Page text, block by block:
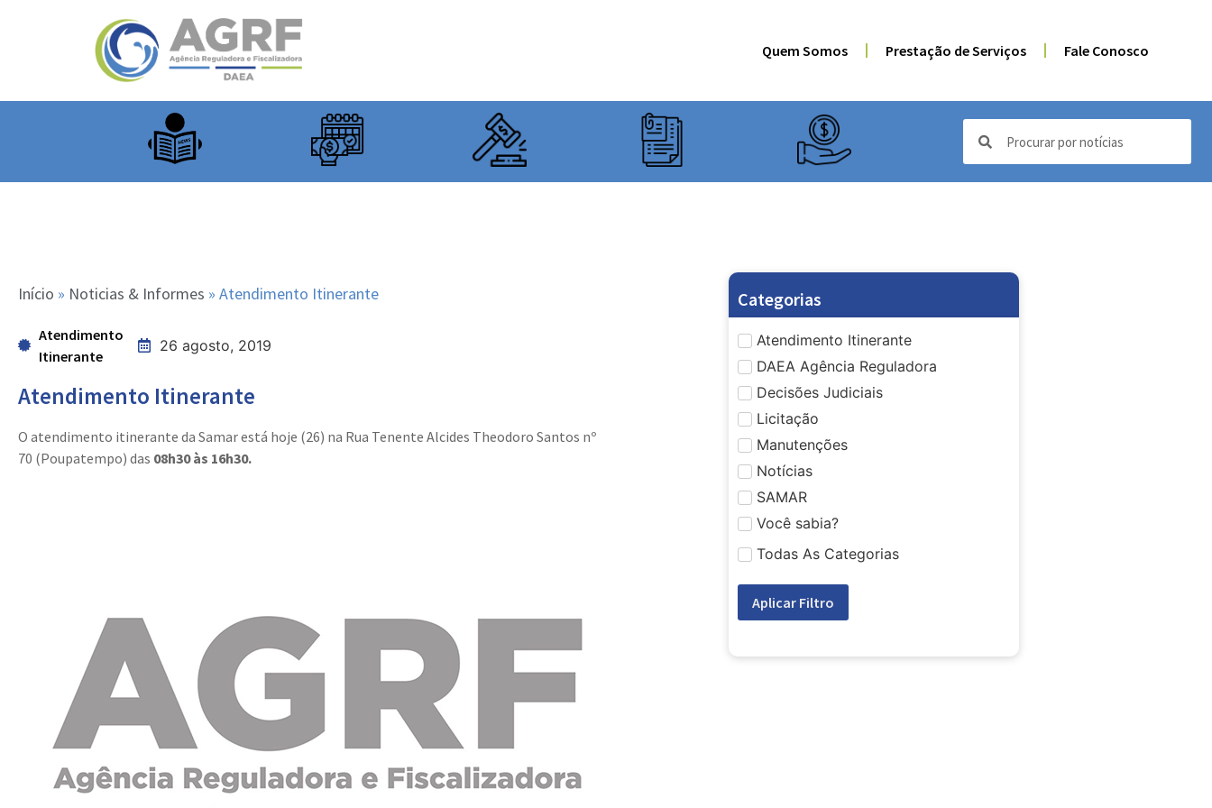
Quem Somos Prestação de Serviços Fale Conosco
Início » Noticias & Informes » Atendimento Itinerante
Atendimento
Itinerante
26 agosto, 2019
Atendimento Itinerante
O atendimento itinerante da Samar está hoje (26) na Rua Tenente Alcides Theodoro Santos nº
70 (Poupatempo) das 08h30 às 16h30.
Categorias
Atendimento Itinerante
DAEA Agência Reguladora
Decisões Judiciais
Licitação
Manutenções
Notícias
SAMAR
Você sabia?
Todas As Categorias
Aplicar Filtro